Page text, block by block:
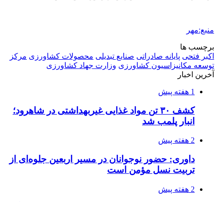
منبع:مهر
برچسب ها
اکبر فتحی پایانه صادراتی صنایع تبدیلی محصولات کشاورزی مرکز
توسعه مکانیزاسیون کشاورزی وزارت جهاد کشاورزی
آخرین اخبار
1 هفته پیش
کشف ۳۰ تن مواد غذایی غیربهداشتی در شاهرود؛
انبار پلمب شد
2 هفته پیش
داوری: حضور نوجوانان در مسیر اربعین جلوه‌ای از
تربیت نسل مؤمن است
2 هفته پیش